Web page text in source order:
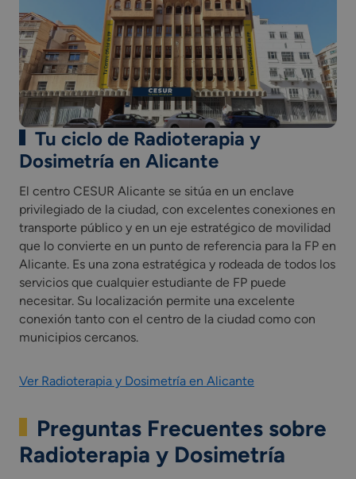
1710. Itinerario personal para la empleabilidad II
1665. Digitalización aplicada a los sectores
productivos (Grado Superior)
1708. Sostenibilidad aplicada al sistema productivo
Proyecto intermodular de radioterapia y dosimetría.
Módulo profesional optativo (competencia de cada
Comunidad Autónoma)
Incluye una fase de Formación en empresa u
organismo equiparado como parte integrada del
Tu ciclo de Radioterapia y
Dosimetría en Alicante
El centro CESUR Alicante se sitúa en un enclave
privilegiado de la ciudad, con excelentes conexiones en
transporte público y en un eje estratégico de movilidad
que lo convierte en un punto de referencia para la FP en
Alicante. Es una zona estratégica y rodeada de todos los
servicios que cualquier estudiante de FP puede
necesitar. Su localización permite una excelente
conexión tanto con el centro de la ciudad como con
municipios cercanos.
Ver Radioterapia y Dosimetría en Alicante
Preguntas Frecuentes sobre
Radioterapia y Dosimetría